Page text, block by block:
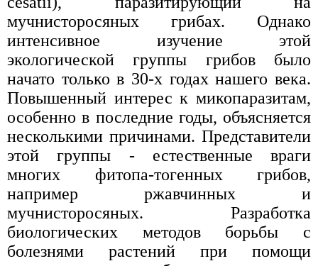
мучнисторосяных грибах. Однако
интенсивное изучение этой
экологической группы грибов было
начато только в 30-х годах нашего века.
Повышенный интерес к микопаразитам,
особенно в последние годы, объясняется
несколькими причинами. Представители
этой группы - естественные враги
многих фитопа-тогенных грибов,
например ржавчинных и
мучнисторосяных. Разработка
биологических методов борьбы с
болезнями растений при помощи